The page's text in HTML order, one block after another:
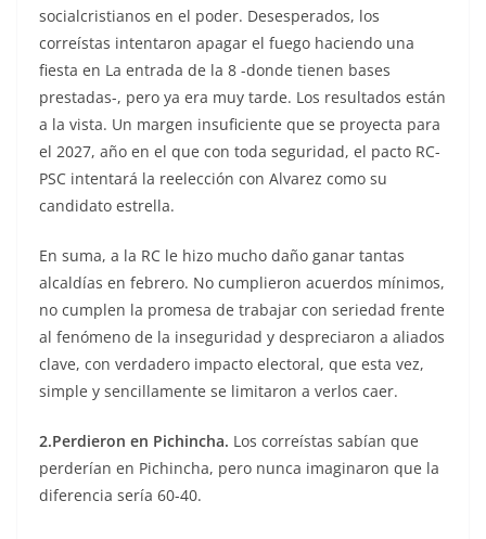
socialcristianos en el poder. Desesperados, los
correístas intentaron apagar el fuego haciendo una
fiesta en La entrada de la 8 -donde tienen bases
prestadas-, pero ya era muy tarde. Los resultados están
a la vista. Un margen insuficiente que se proyecta para
el 2027, año en el que con toda seguridad, el pacto RC-
PSC intentará la reelección con Alvarez como su
candidato estrella.
En suma, a la RC le hizo mucho daño ganar tantas
alcaldías en febrero. No cumplieron acuerdos mínimos,
no cumplen la promesa de trabajar con seriedad frente
al fenómeno de la inseguridad y despreciaron a aliados
clave, con verdadero impacto electoral, que esta vez,
simple y sencillamente se limitaron a verlos caer.
2.Perdieron en Pichincha. Los correístas sabían que
perderían en Pichincha, pero nunca imaginaron que la
diferencia sería 60-40.